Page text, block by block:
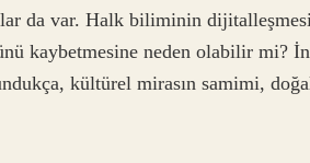
da var. Halk biliminin
kaybetmesine neden olabilir mi?
kültürel mirasın samimi,